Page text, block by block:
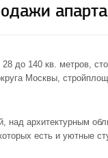
140 кв. метров,
Москвы,
архитектурным
есть и уютные